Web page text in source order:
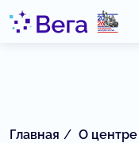
Главная
О центре